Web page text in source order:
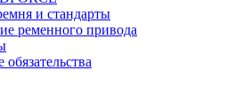
и стандарты
ременного привода